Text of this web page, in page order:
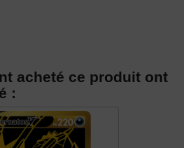
acheté ce produit ont
: